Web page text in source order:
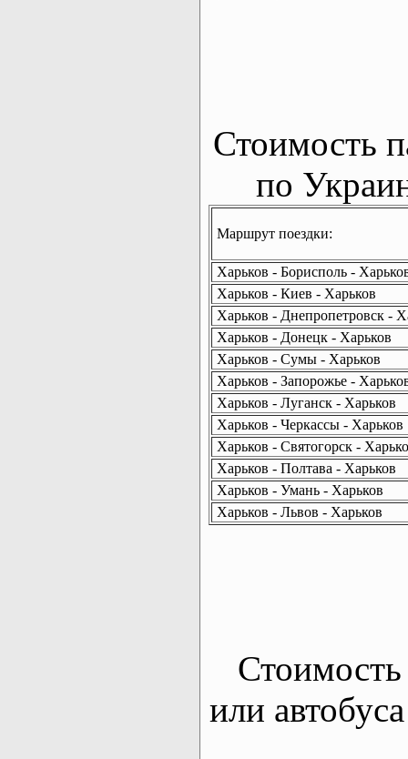
Стоимость
по
Маршрут поездки:
Харьков - Борисполь -
Харьков - Киев - Харьков
Харьков - Днепропетровск -
Харьков - Донецк - Харьков
Харьков - Сумы - Харьков
Харьков - Запорожье -
Харьков - Луганск - Харьков
Харьков - Черкассы - Харьков
Харьков - Святогорск -
Харьков - Полтава - Харьков
Харьков - Умань - Харьков
Харьков - Львов - Харьков
Стоимость
или